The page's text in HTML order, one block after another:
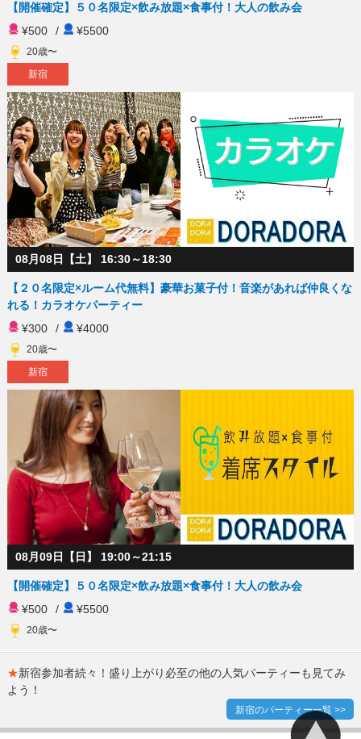
【開催確定】５０名限定×飲み放題×食事付！大人の飲み会
¥500
/ ¥5500
20歳〜
新宿
08月08日【土】 16:30～18:30
【２０名限定×ルーム代無料】豪華お菓子付！音楽があれば仲良くな
れる！カラオケパーティー
¥300
/ ¥4000
20歳〜
新宿
08月09日【日】 19:00～21:15
【開催確定】５０名限定×飲み放題×食事付！大人の飲み会
¥500
/ ¥5500
20歳〜
★新宿参加者続々！盛り上がり必至の他の人気パーティーも見てみ
よう！
新宿のパーティー一覧 >>